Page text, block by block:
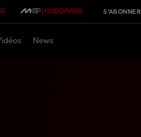
S'ABONNER
News